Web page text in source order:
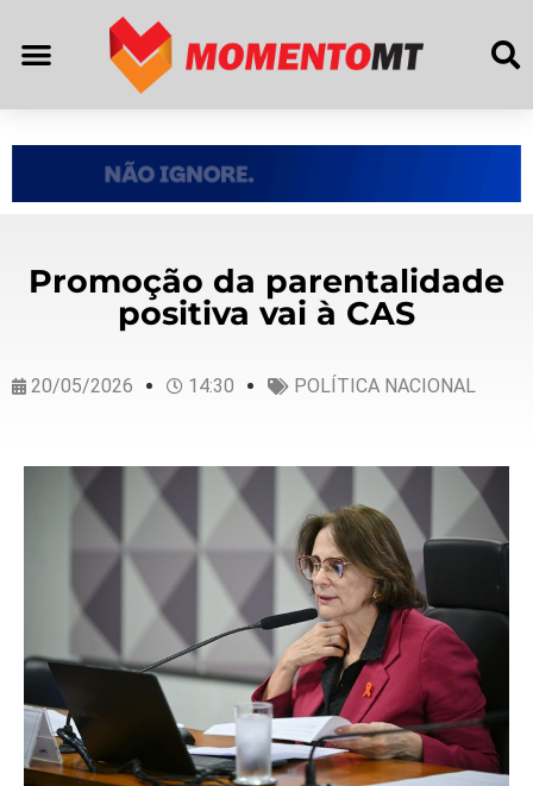
Promoção da parentalidade
positiva vai à CAS
20/05/2026 14:30 POLÍTICA NACIONAL